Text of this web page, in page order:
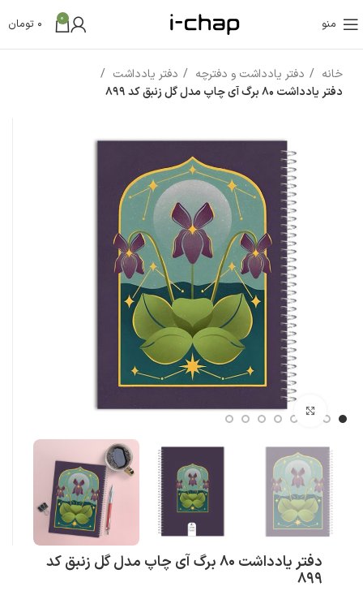
منو 0
0 تومان
خانه دفتر یادداشت و دفترچه
دفتر یادداشت
دفتر یادداشت 80 برگ آی چاپ مدل گل زنبق کد 899
بزرگنمایی تصویر
دفتر یادداشت 80 برگ آی چاپ مدل گل زنبق کد
899